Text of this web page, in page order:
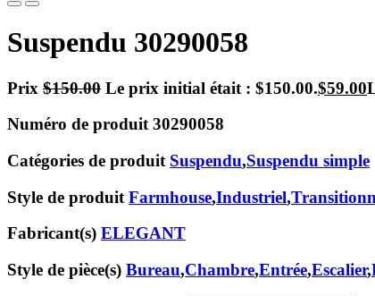
Suspendu 30290058
Prix $150.00 Le prix initial était : $150.00.$59.00
Numéro de produit30290058
Catégories de produit Suspendu,Suspendu simple
Style de produit Farmhouse,Industriel,
Fabricant(s) ELEGANT
Style de pièce(s) Bureau,Chambre,Entrée,Escalier,